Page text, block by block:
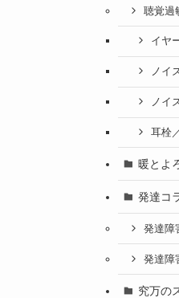
聴覚過
イヤ
ノイ
ノイ
耳栓
暖とよ
発達コ
発達障
発達障
究万の